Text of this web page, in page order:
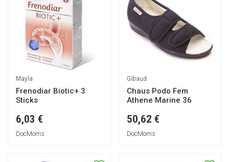
Mayla
Frenodiar Biotic+ 3
Sticks
6,03 €
DocMorris
Gibaud
Chaus Podo Fem
Athene Marine 36
50,62 €
DocMorris